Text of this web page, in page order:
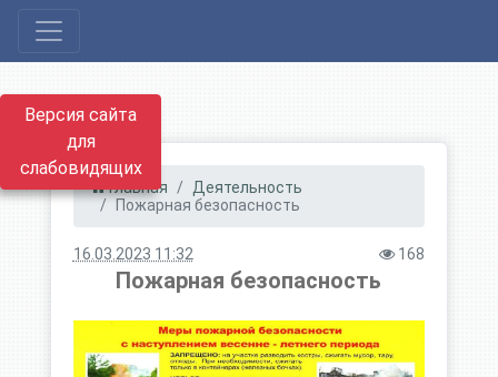
Версия сайта
для
слабовидящих
Главная
Деятельность
Пожарная безопасность
16.03.2023 11:32 168
Пожарная безопасность